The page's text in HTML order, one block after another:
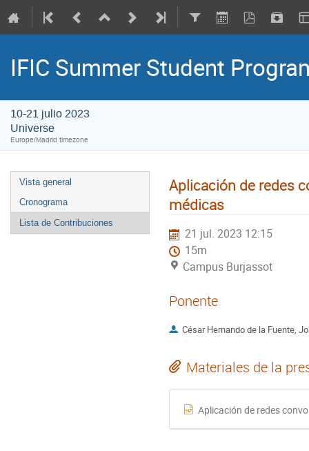
IFIC Summer Student
10-21 julio 2023
Universe
Europe/Madrid timezone
Vista general
Cronograma
Lista de Contribuciones
Aplicación de redes
médicas
21 jul. 2023 12:15
15m
Campus Burjassot
Ponente
César Hernando de la Fuente,
Materiales de la
Aplicación de redes